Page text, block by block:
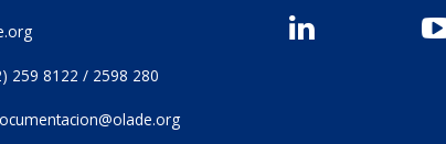
259 8122 / 2598 280